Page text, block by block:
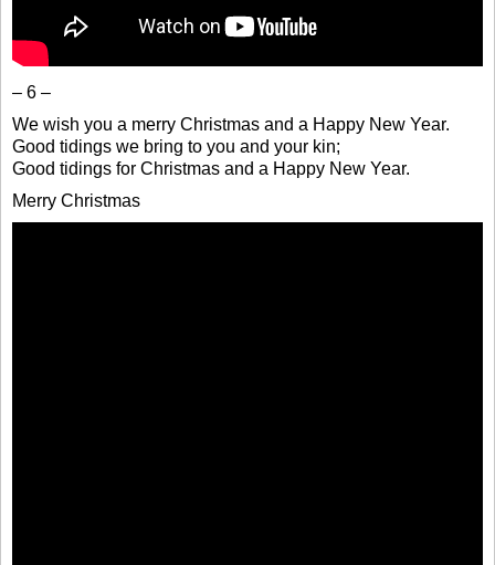
– 6 –
We wish you a merry Christmas and a Happy New Year.
Good tidings we bring to you and your kin;
Good tidings for Christmas and a Happy New Year.
Merry Christmas